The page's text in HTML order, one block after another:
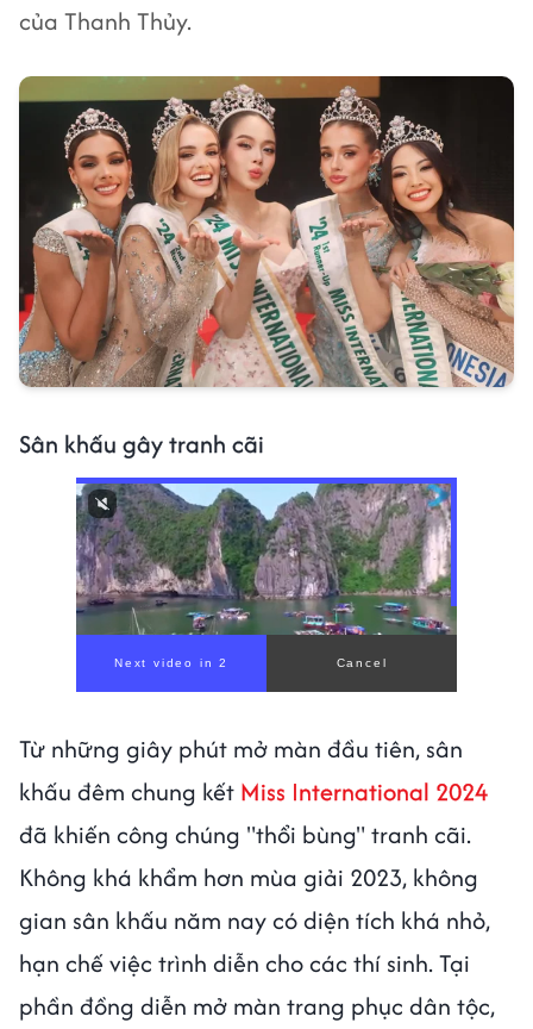
của Thanh Thủy.
Sân khấu gây tranh cãi
Từ những giây phút mở màn đầu tiên, sân
khấu đêm chung kết Miss International 2024
đã khiến công chúng "thổi bùng" tranh cãi.
Không khá khẩm hơn mùa giải 2023, không
gian sân khấu năm nay có diện tích khá nhỏ,
hạn chế việc trình diễn cho các thí sinh. Tại
phần đồng diễn mở màn trang phục dân tộc,